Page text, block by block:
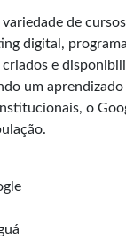
de
digital,
e
um
o